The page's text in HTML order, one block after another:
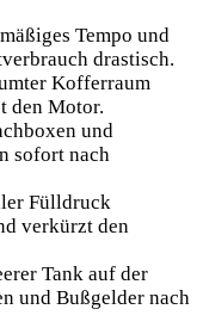
Tempo und
drastisch.
Kofferraum
den Motor.
und
sofort nach
Fülldruck
verkürzt den
Tank auf der
und Bußgelder nach